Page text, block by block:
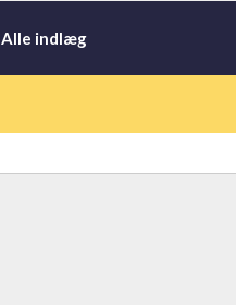
Alle indlæg